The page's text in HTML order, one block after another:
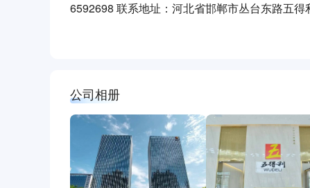
6592698 联系地址：河北省邯郸市丛台东路五得
公司相册